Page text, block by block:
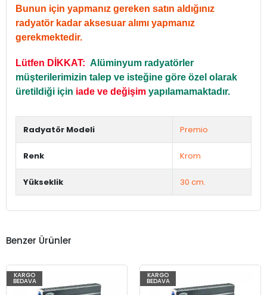
Bunun için yapmanız gereken satın aldığınız
radyatör kadar aksesuar alımı yapmanız
gerekmektedir.
Lütfen DİKKAT: Alüminyum radyatörler
müşterilerimizin talep ve isteğine göre özel olarak
üretildiği için iade ve değişim yapılamamaktadır.
Radyatör Modeli Premio
Renk Krom
Yükseklik 30 cm.
Benzer Ürünler
KARGO
BEDAVA
KARGO
BEDAVA